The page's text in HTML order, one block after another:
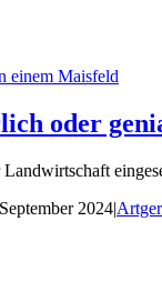
oder
2024|